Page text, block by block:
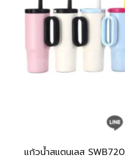
แก้วน้ำสแตนเลส SWB720